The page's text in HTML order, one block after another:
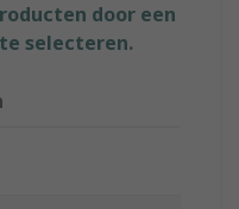
door een
selecteren.